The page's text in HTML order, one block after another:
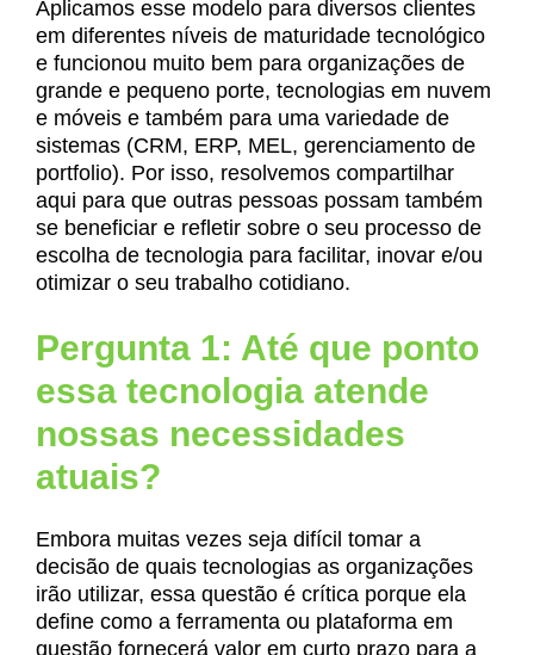
Aplicamos esse modelo para diversos clientes
em diferentes níveis de maturidade tecnológico
e funcionou muito bem para organizações de
grande e pequeno porte, tecnologias em nuvem
e móveis e também para uma variedade de
sistemas (CRM, ERP, MEL, gerenciamento de
portfolio). Por isso, resolvemos compartilhar
aqui para que outras pessoas possam também
se beneficiar e refletir sobre o seu processo de
escolha de tecnologia para facilitar, inovar e/ou
otimizar o seu trabalho cotidiano.
Pergunta 1: Até que ponto
essa tecnologia atende
nossas necessidades
atuais?
Embora muitas vezes seja difícil tomar a
decisão de quais tecnologias as organizações
irão utilizar, essa questão é crítica porque ela
define como a ferramenta ou plataforma em
questão fornecerá valor em curto prazo para a